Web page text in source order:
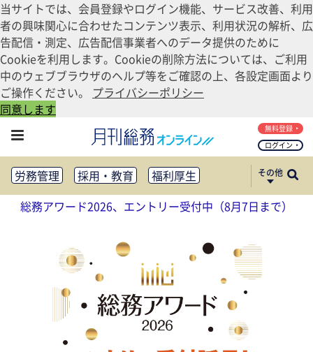
当サイトでは、会員登録やログイン機能、サービス改善、利用
者の興味関心に合わせたコンテンツ表示、利用状況の解析、広
告配信・測定、広告配信事業者へのデータ提供のために
Cookieを利用します。Cookieの削除方法については、ご利用
中のウェブブラウザのヘルプ等をご確認の上、各設定画面より
ご操作ください。 プライバシーポリシー
同意します
ログイン
無料登録
労務管理 採用・教育
福利厚生
健康経営
働き方改革
法務・コンプライアンス
リスクマネジメント・BCP
社外・社内広報
社外・社内コミュニケーション活性化
FM・オフィス移転
CSR・SDGs
テクノロジー活用・DX
助成金・補助金・コスト削減
アウトソーシング・BPO
調査・レポート
その他
総務アワード2026、エントリー受付中（8月7日まで）